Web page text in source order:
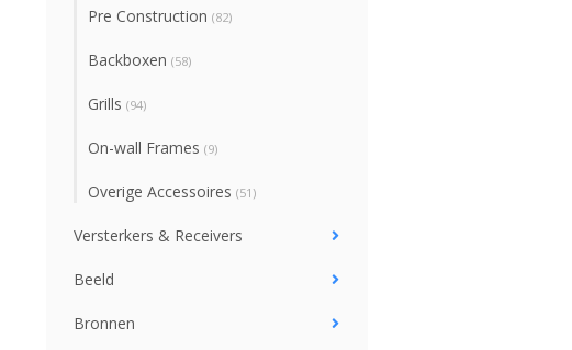
Pre Construction (82)
Backboxen (58)
Grills (94)
On-wall Frames (9)
Overige Accessoires (51)
Versterkers & Receivers
Beeld
Bronnen